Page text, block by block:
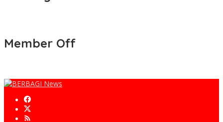
Member Off